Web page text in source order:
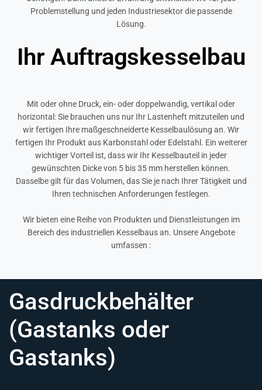
Problemstellung und jeden Industriesektor die passende
Lösung.
Ihr Auftragskesselbau
Mit oder ohne Druck, ein- oder doppelwandig, vertikal oder
horizontal: Sie brauchen uns nur Ihr Lastenheft mitzuteilen und
wir fertigen Ihre maßgeschneiderte Kesselbaulösung an. Wir
fertigen Ihr Produkt aus Karbonstahl oder Edelstahl. Ein weiterer
wichtiger Vorteil ist, dass wir Ihr Kesselbauteil in jeder
gewünschten Dicke von 5 bis 35 mm herstellen können.
Dasselbe gilt für das Volumen, das Sie je nach Ihrer Tätigkeit und
Ihren technischen Anforderungen festlegen.
Wir bieten eine Reihe von Produkten und Dienstleistungen im
Bereich des industriellen Kesselbaus an. Unsere Angebote
umfassen :
Gasdruckbehälter
(Gastanks oder
Gastanks)